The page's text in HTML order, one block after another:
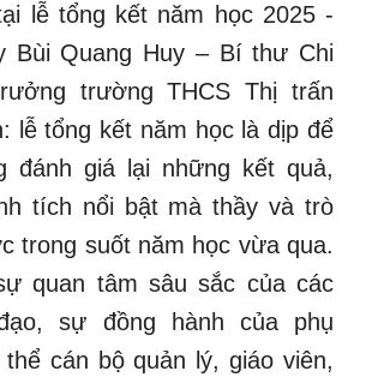
lễ tổng kết năm học 2025 -
Bùi Quang Huy – Bí thư Chi
trường THCS Thị trấn
lễ tổng kết năm học là dịp để
đánh giá lại những kết quả,
tích nổi bật mà thầy và trò
trong suốt năm học vừa qua.
quan tâm sâu sắc của các
sự đồng hành của phụ
thể cán bộ quản lý, giáo viên,